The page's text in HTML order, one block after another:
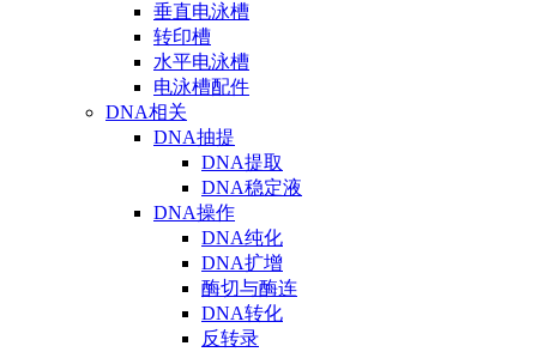
垂直电泳槽
转印槽
水平电泳槽
电泳槽配件
DNA相关
DNA抽提
DNA提取
DNA稳定液
DNA操作
DNA纯化
DNA扩增
酶切与酶连
DNA转化
反转录